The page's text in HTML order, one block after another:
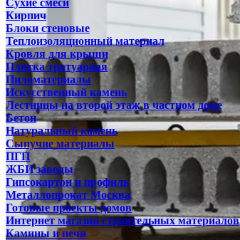
Сухие смеси
Кирпич
Блоки стеновые
Теплоизоляционный материал
Кровля для крыши
Плитка тротуарная
Пиломатериалы
Искусственный камень
Лестницы на второй этаж в частном доме
Бетон
Натуральный камень
Сыпучие материалы
ПГП
ЖБИ заводы
Гипсокартон и профиль
Металлопрокат Москва
Готовые проекты домов
Интернет магазин строительных материалов
Камины и печи